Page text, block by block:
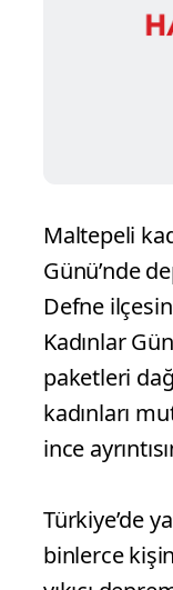
Maltepeli
Günü’nde
Defne
Kadınlar
paketleri
kadınları
ince
Türkiye’de
binlerce